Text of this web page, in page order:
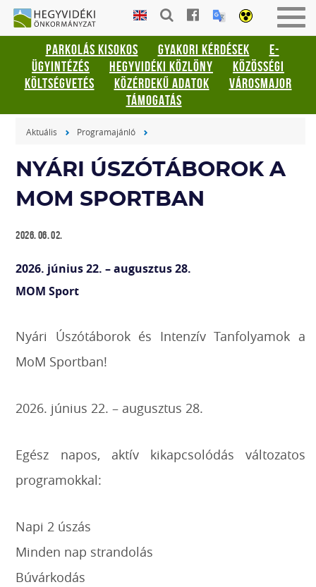
Gyorsbillentyűk
listája
Keresés:
"S"
Bejelentkezés:
be-
HEGYVIDÉKI
ÖNKORMÁNYZAT
PARKOLÁS KISOKOS GYAKORI KÉRDÉSEK
E-
ÜGYINTÉZÉS
HEGYVIDÉKI KÖZLÖNY
KÖZÖSSÉGI
KÖLTSÉGVETÉS
KÖZÉRDEKŰ ADATOK
VÁROSMAJOR
TÁMOGATÁS
Aktuális Programajánló
NYÁRI ÚSZÓTÁBOROK A
MOM SPORTBAN
2026. 06. 02.
2026. június 22. – augusztus 28.
MOM Sport
Nyári Úszótáborok és Intenzív Tanfolyamok a
MoM Sportban!
2026. június 22. – augusztus 28.
Egész napos, aktív kikapcsolódás változatos
programokkal:
Napi 2 úszás
Minden nap strandolás
Búvárkodás